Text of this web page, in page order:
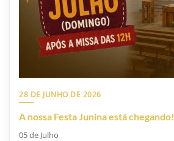
28 DE JUNHO DE 2026
A nossa Festa Junina está chegando!
05 de Julho